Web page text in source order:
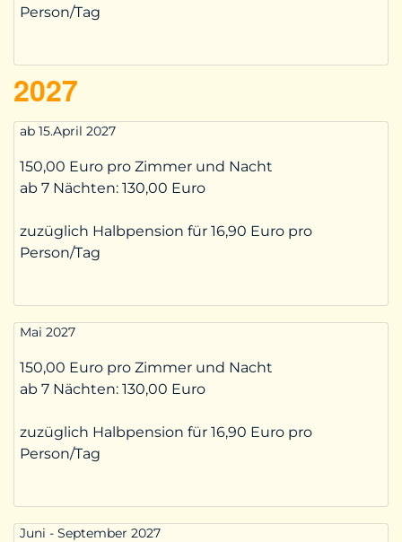
Person/Tag
2027
ab 15.April 2027
150,00 Euro pro Zimmer und Nacht
ab 7 Nächten:130,00 Euro
zuzüglich Halbpension für 16,90 Euro pro
Person/Tag
Mai 2027
150,00 Euro pro Zimmer und Nacht
ab 7 Nächten:130,00 Euro
zuzüglich Halbpension für 16,90 Euro pro
Person/Tag
Juni - September 2027